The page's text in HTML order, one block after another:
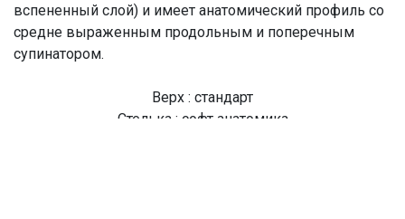
вспененный слой) и имеет анатомический профиль со
средне выраженным продольным и поперечным
супинатором.
Верх : стандарт
Стелька : софт анатомика